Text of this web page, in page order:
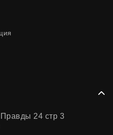
24 стр 3